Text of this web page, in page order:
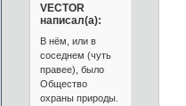
VECTOR
написал(а):
В нём, или в
соседнем (чуть
правее), было
Общество
охраны природы.